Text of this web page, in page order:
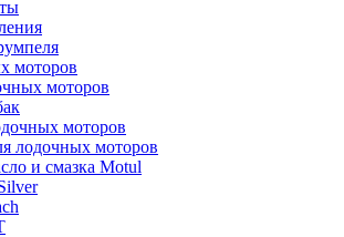
моторов
моторов
моторов
лодочных моторов
и смазка Motul